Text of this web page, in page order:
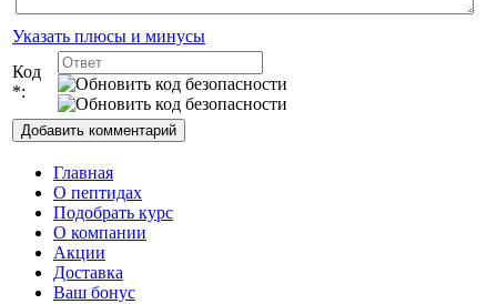
Указать плюсы и минусы
Код
*:
Главная
О пептидах
Подобрать курс
О компании
Акции
Доставка
Ваш бонус